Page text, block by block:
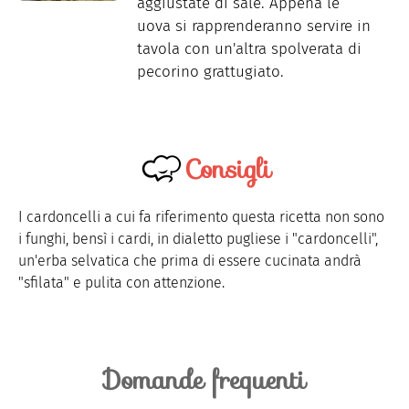
uova si rapprenderanno servire in
tavola con un'altra spolverata di
pecorino grattugiato.
Consigli
I cardoncelli a cui fa riferimento questa ricetta non sono
i funghi, bensì i cardi, in dialetto pugliese i "cardoncelli",
un'erba selvatica che prima di essere cucinata andrà
"sfilata" e pulita con attenzione.
Domande frequenti